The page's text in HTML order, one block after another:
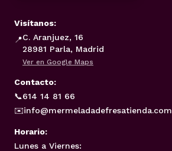
Visítanos:
📍C. Aranjuez, 16
28981 Parla, Madrid
Ver en Google Maps
Contacto:
📞614 14 81 66
✉️info@mermeladadefresatienda.com
Horario:
Lunes a Viernes: